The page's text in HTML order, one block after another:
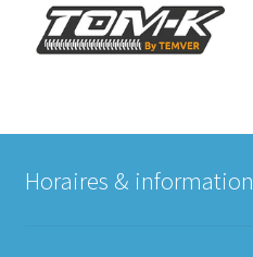
Horaires & information